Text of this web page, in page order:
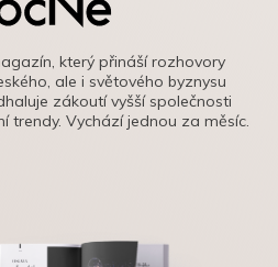
který přináší rozhovory
ale i světového byznysu
zákoutí vyšší společnosti
trendy. Vychází jednou za měsíc.